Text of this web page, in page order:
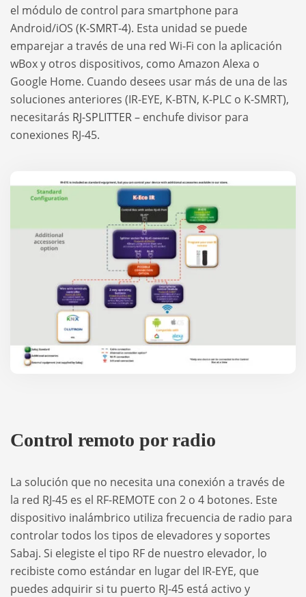
el módulo de control para smartphone para
Android/iOS (K-SMRT-4). Esta unidad se puede
emparejar a través de una red Wi-Fi con la aplicación
wBox y otros dispositivos, como Amazon Alexa o
Google Home. Cuando desees usar más de una de las
soluciones anteriores (IR-EYE, K-BTN, K-PLC o K-SMRT),
necesitarás RJ-SPLITTER– enchufe divisor para
conexiones RJ-45.
Control remoto por radio
La solución que no necesita una conexión a través de
la red RJ-45 es el RF-REMOTE con 2 o 4 botones. Este
dispositivo inalámbrico utiliza frecuencia de radio para
controlar todos los tipos de elevadores y soportes
Sabaj. Si elegiste el tipo RF de nuestro elevador, lo
recibiste como estándar en lugar del IR-EYE, que
puedes adquirir si tu puerto RJ-45 está activo y